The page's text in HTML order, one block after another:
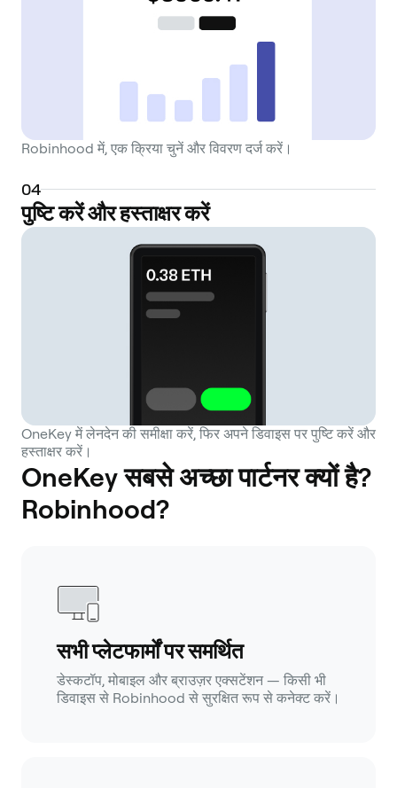
Robinhood में, एक क्रिया चुनें और विवरण दर्ज करें।
04
पुष्टि करें और हस्ताक्षर करें
OneKey में लेनदेन की समीक्षा करें, फिर अपने डिवाइस पर पुष्टि करें और
हस्ताक्षर करें।
OneKey सबसे अच्छा पार्टनर क्यों है?
Robinhood?
सभी प्लेटफार्मों पर समर्थित
डेस्कटॉप, मोबाइल और ब्राउज़र एक्सटेंशन — किसी भी
डिवाइस से Robinhood से सुरक्षित रूप से कनेक्ट करें।